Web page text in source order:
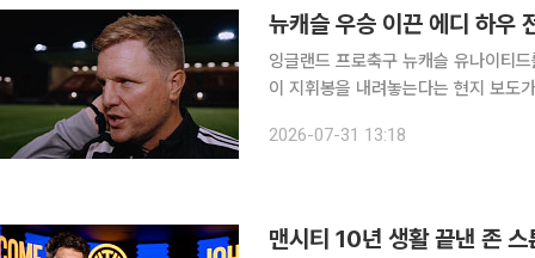
뉴캐슬 우승 이끈 에디 하우
잉글랜드 프로축구 뉴캐슬 유나이티
이 지휘봉을 내려놓는다는 현지 보도
지시간) 하우 감독이 뉴캐슬 수뇌부
2026-07-31 13:18
맨시티 10년 생활 끝낸 존